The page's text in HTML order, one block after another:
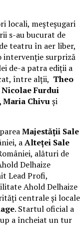
locali, meșteșugari
s-au bucurat de
teatru în aer liber,
intervenție surpriză
de-a patra ediții a
între alții, Theo
Furdui
Maria Chivuși
Majestății Sale
aAlteței Sale
alături de
Delhaize
Lead Profi,
Ahold Delhaize
centrale și locale
. Startul oficial a
a încheiat un tur